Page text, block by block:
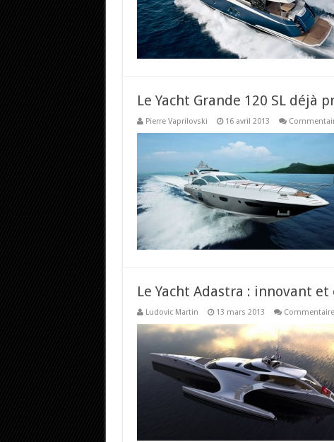
Le Yacht Grande 120 SL déjà
Pierre Vaprilovski 16 avril 2013
Le Yacht Adastra : innovant
Ludovic Martin 13 mars 2013